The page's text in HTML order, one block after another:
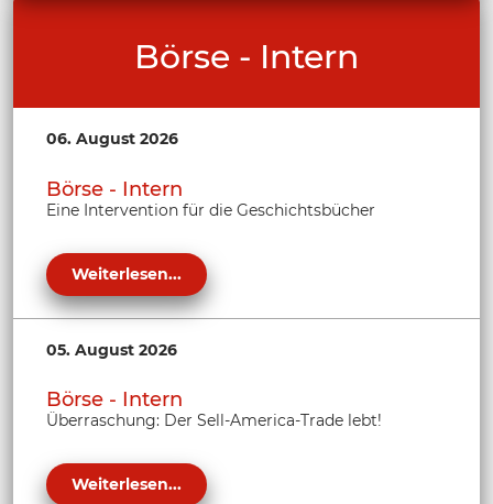
Börse - Intern
06. August 2026
Börse - Intern
Eine Intervention für die Geschichtsbücher
Weiterlesen...
05. August 2026
Börse - Intern
Überraschung: Der Sell-America-Trade lebt!
Weiterlesen...